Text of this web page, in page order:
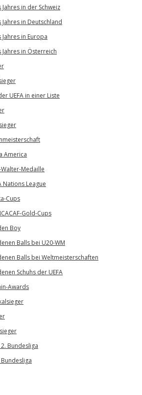
in der Schweiz
in Deutschland
in Europa
in Österreich
UEFA in einer Liste
America
Medaille
Nations League
Cups
Gold-Cups
Boy
Balls bei U20-WM
Balls bei Weltmeisterschaften
Schuhs der UEFA
Awards
Bundesliga